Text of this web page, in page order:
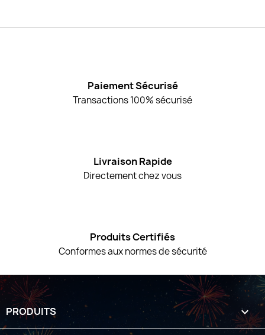
Paiement Sécurisé
Transactions 100% sécurisé
Livraison Rapide
Directement chez vous
Produits Certifiés
Conformes aux normes de sécurité
PRODUITS 